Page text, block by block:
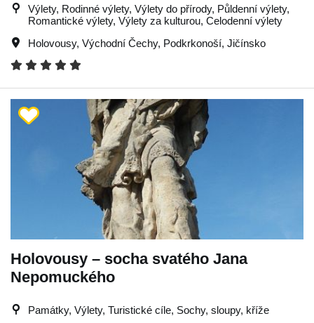
Výlety, Rodinné výlety, Výlety do přírody, Půldenní výlety,
Romantické výlety, Výlety za kulturou, Celodenní výlety
Holovousy, Východní Čechy, Podkrkonoší, Jičínsko
Holovousy – socha svatého Jana
Nepomuckého
Památky, Výlety, Turistické cíle, Sochy, sloupy, kříže